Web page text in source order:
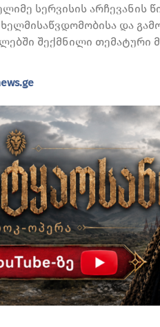
სერვისის არჩევანის
და
შექმნილი თემატური